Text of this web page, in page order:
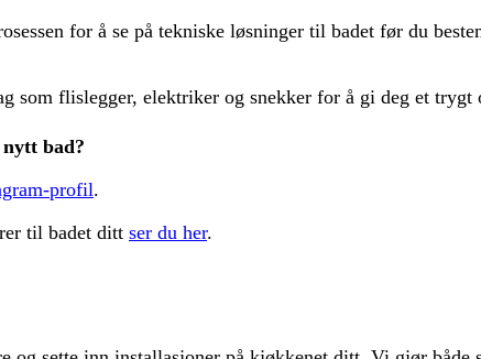
for å se på tekniske løsninger til badet før du
som flislegger, elektriker og snekker for å gi deg et trygt
bad?
profil.
til badet ditt ser du her.